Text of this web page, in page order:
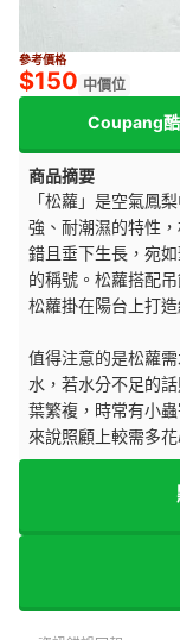
參考價格
$150 中價位
Coupang
商品摘要
「松蘿」是空氣鳳
強、耐潮濕的特性
錯且垂下生長，宛
的稱號。松蘿搭配
松蘿掛在陽台上打造
值得注意的是松蘿
水，若水分不足的
葉繁複，時常有小
來說照顧上較需多花